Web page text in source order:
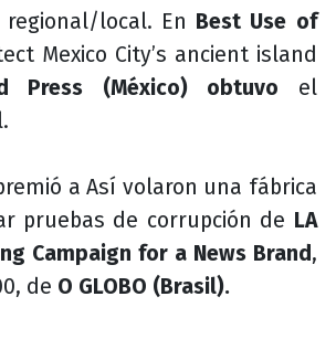
local. En Best Use of
Mexico City’s ancient island
Press (México) obtuvo el
a Así volaron una fábrica
pruebas de corrupción de LA
Campaign for a News Brand,
de O GLOBO (Brasil).